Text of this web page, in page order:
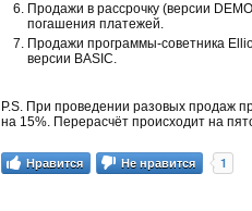
Продажи в рассрочку (версии
погашения платежей.
Продажи программы-советника
версии BASIC.
P.S. При проведении разовых продаж
на 15%. Перерасчёт происходит на
Нравится 1
Не нравится